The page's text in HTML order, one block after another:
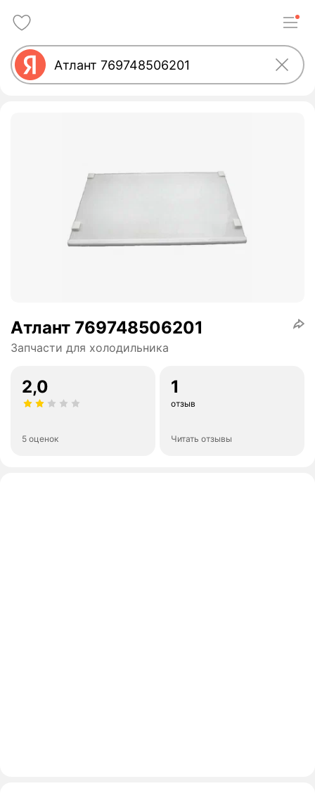
Атлант 769748506201
Запчасти для холодильника
2,0
5 оценок
1
отзыв
Читать отзывы